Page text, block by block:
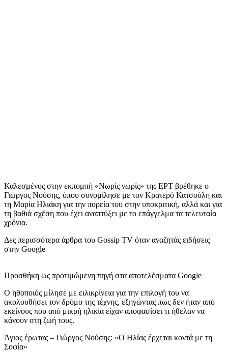
Καλεσμένος στην εκπομπή «Νωρίς νωρίς» της ΕΡΤ βρέθηκε ο
Γιώργος Νούσης, όπου συνομίλησε με τον Κρατερό Κατσούλη και
τη Μαρία Ηλιάκη για την πορεία του στην υποκριτική, αλλά και για
τη βαθιά σχέση που έχει αναπτύξει με το επάγγελμα τα τελευταία
χρόνια.
Δες περισσότερα άρθρα του Gossip TV όταν αναζητάς ειδήσεις
στην Google
Προσθήκη ως προτιμώμενη πηγή στα αποτελέσματα Google
Ο ηθοποιός μίλησε με ειλικρίνεια για την επιλογή του να
ακολουθήσει τον δρόμο της τέχνης, εξηγώντας πως δεν ήταν από
εκείνους που από μικρή ηλικία είχαν αποφασίσει τι ήθελαν να
κάνουν στη ζωή τους.
Άγιος έρωτας – Γιώργος Νούσης: «Ο Ηλίας έρχεται κοντά με τη
Σοφία»